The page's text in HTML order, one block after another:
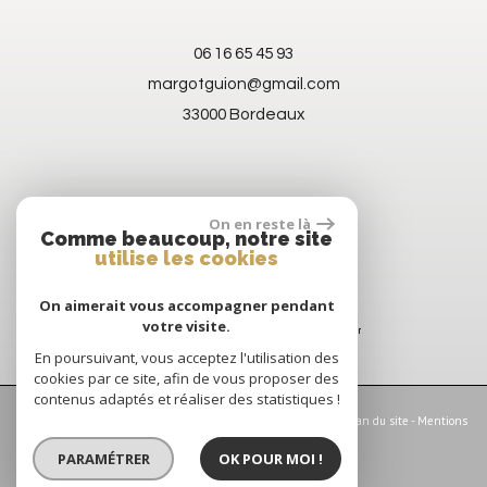
06 16 65 45 93
margotguion@gmail.com
33000 Bordeaux
Plan du site - Mentions
légales-Nos honoraires-Partenaires -Admin-Politique RGPD
On en reste là
Comme beaucoup, notre site
utilise les cookies
On aimerait vous accompagner pendant
votre visite.
En poursuivant, vous acceptez l'utilisation des
cookies par ce site, afin de vous proposer des
contenus adaptés et réaliser des statistiques !
PARAMÉTRER OK POUR MOI !